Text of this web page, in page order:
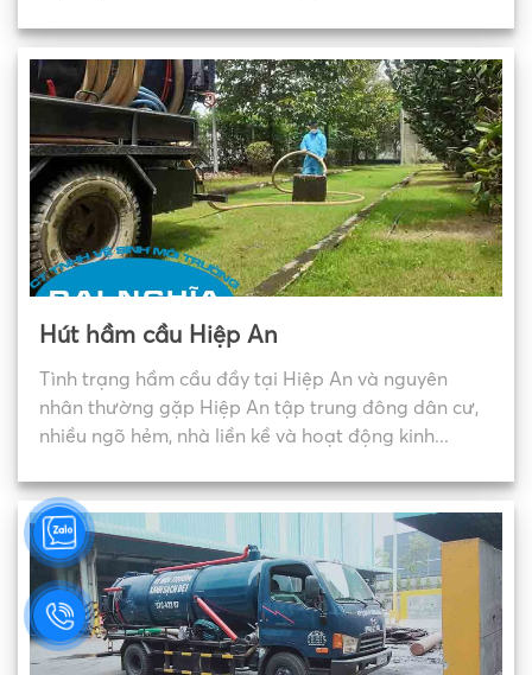
Hút hầm cầu Hiệp An
Tình trạng hầm cầu đầy tại Hiệp An và nguyên
nhân thường gặp Hiệp An tập trung đông dân cư,
nhiều ngõ hẻm, nhà liền kề và hoạt động kinh...